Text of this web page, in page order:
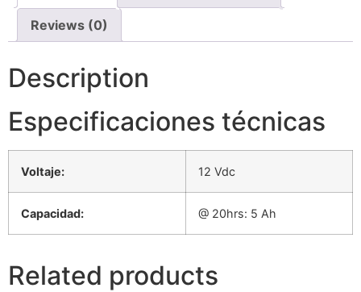
Reviews (0)
Description
Especificaciones técnicas
Voltaje: 12 Vdc
Capacidad: @ 20hrs: 5 Ah
Related products